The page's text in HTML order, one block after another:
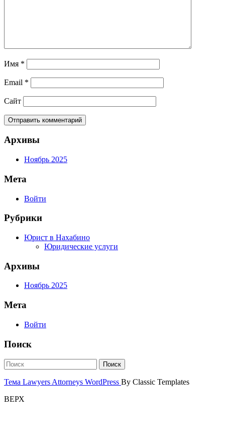
Имя *
Email *
Сайт
Архивы
Ноябрь 2025
Мета
Войти
Рубрики
Юрист в Нахабино
Юридические услуги
Архивы
Ноябрь 2025
Мета
Войти
Поиск
Тема Lawyers Attorneys WordPress By Classic Templates
ВЕРХ